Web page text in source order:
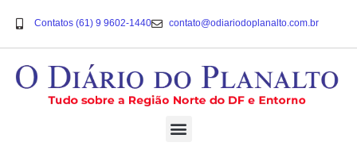
Contatos (61) 9 9602-1440 contato@odiariodoplanalto.com.br